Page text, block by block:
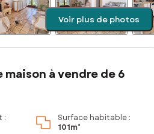
Voir plus de photos
à vendre de 6
:
Surface habitable :
101m²